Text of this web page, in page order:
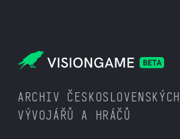
ARCHIV ČESKOSLOVENSKÝCH
VÝVOJÁŘŮ A HRÁČŮ